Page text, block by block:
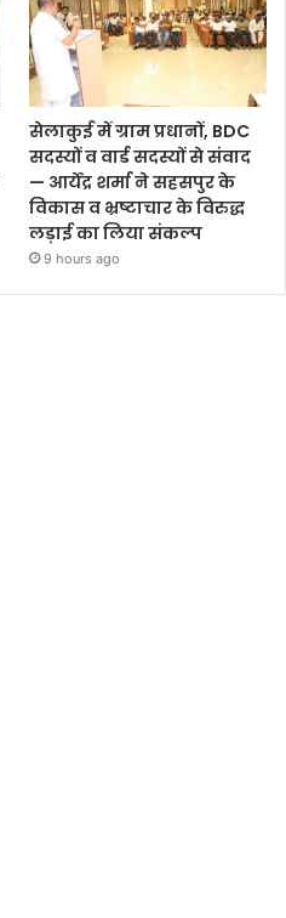
सेलाकुई में ग्राम प्रधानों, BDC
सदस्यों व वार्ड सदस्यों से संवाद
— आर्येंद्र शर्मा ने सहसपुर के
विकास व भ्रष्टाचार के विरुद्ध
लड़ाई का लिया संकल्प
9 hours ago